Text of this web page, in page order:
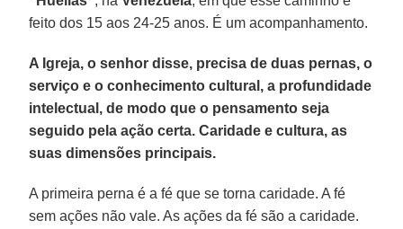
feito dos 15 aos 24-25 anos. É um acompanhamento.
A Igreja, o senhor disse, precisa de duas pernas, o
serviço e o conhecimento cultural, a profundidade
intelectual, de modo que o pensamento seja
seguido pela ação certa. Caridade e cultura, as
suas dimensões principais.
A primeira perna é a fé que se torna caridade. A fé
sem ações não vale. As ações da fé são a caridade.